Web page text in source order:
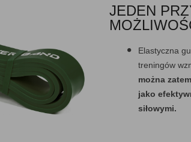
JEDEN
Elastyczna
treningów
można
jako
siłowymi.